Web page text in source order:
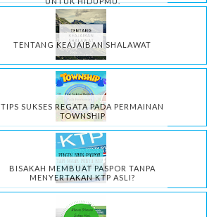
TENTANG KEAJAIBAN SHALAWAT
TIPS SUKSES REGATA PADA PERMAINAN
TOWNSHIP
BISAKAH MEMBUAT PASPOR TANPA
MENYERTAKAN KTP ASLI?